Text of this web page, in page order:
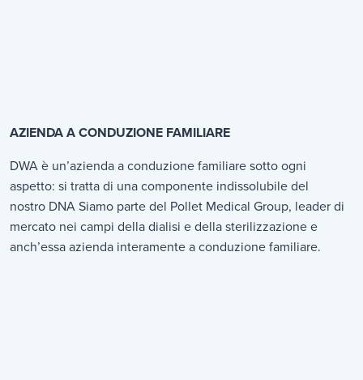
AZIENDA A CONDUZIONE FAMILIARE
DWA è un’azienda a conduzione familiare sotto ogni
aspetto: si tratta di una componente indissolubile del
nostro DNA Siamo parte del Pollet Medical Group, leader di
mercato nei campi della dialisi e della sterilizzazione e
anch’essa azienda interamente a conduzione familiare.